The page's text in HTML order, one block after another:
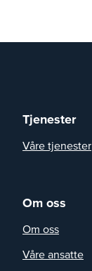
Tjenester
Våre tjenester
Om oss
Om oss
Våre ansatte